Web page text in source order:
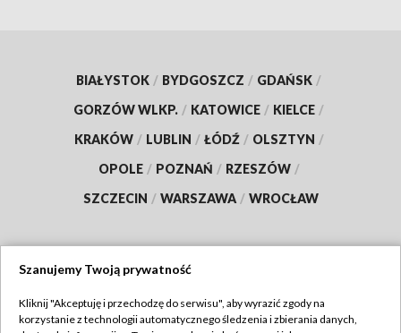
BIAŁYSTOK / BYDGOSZCZ / GDAŃSK /
GORZÓW WLKP. / KATOWICE / KIELCE /
KRAKÓW / LUBLIN / ŁÓDŹ / OLSZTYN /
OPOLE / POZNAŃ / RZESZÓW /
SZCZECIN / WARSZAWA / WROCŁAW
TVP
Szanujemy Twoją prywatność
Kliknij "Akceptuję i przechodzę do serwisu", aby wyrazić zgody na
korzystanie z technologii automatycznego śledzenia i zbierania danych,